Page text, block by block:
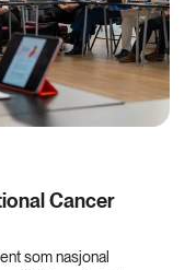
Cancer
som nasjonal